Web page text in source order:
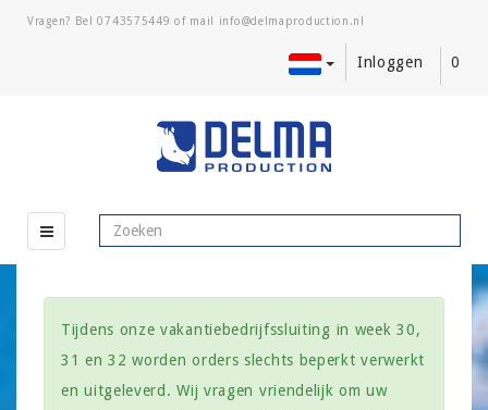
Vragen? Bel0743575449 of mail
Inloggen 0
Tijdens onze vakantiebedrijfssluiting in week 30,
31 en 32 worden orders slechts beperkt verwerkt
en uitgeleverd. Wij vragen vriendelijk om uw